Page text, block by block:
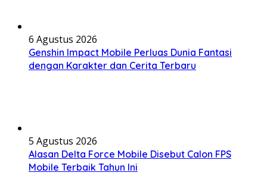
6 Agustus 2026
Genshin Impact Mobile Perluas Dunia Fantasi
dengan Karakter dan Cerita Terbaru
5 Agustus 2026
Alasan Delta Force Mobile Disebut Calon FPS
Mobile Terbaik Tahun Ini